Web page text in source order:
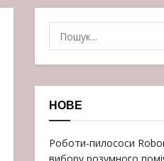
НОВЕ
Роботи-пилососи